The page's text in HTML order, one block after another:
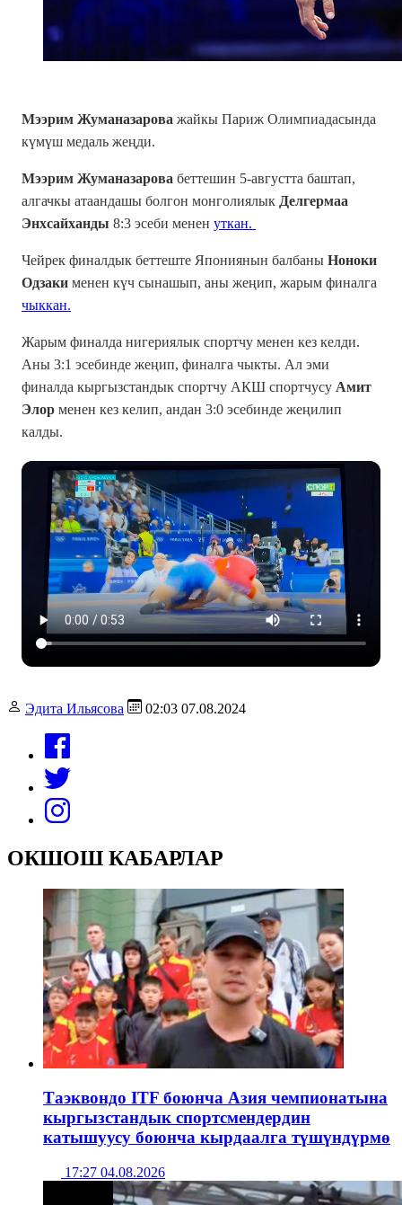
Мээрим Жуманазарова жайкы Париж Олимпиадасында
күмүш медаль жеңди.
Мээрим Жуманазарова беттешин 5-августта баштап,
алгачкы атаандашы болгон монголиялык Делгермаа
Энхсайханды 8:3 эсеби менен уткан.
Чейрек финалдык беттеште Япониянын балбаны Ноноки
Одзаки менен күч сынашып, аны жеңип, жарым финалга
чыккан.
Жарым финалда нигериялык спортчу менен кез келди.
Аны 3:1 эсебинде жеңип, финалга чыкты. Ал эми
финалда кыргызстандык спортчу АКШ спортчусу Амит
Элор менен кез келип, андан 3:0 эсебинде жеңилип
калды.
Эдита Ильясова 02:03 07.08.2024
ОКШОШ КАБАРЛАР
Таэквондо ITF боюнча Азия чемпионатына
кыргызстандык спортсмендердин
катышуусу боюнча кырдаалга түшүндүрмө
17:27 04.08.2026